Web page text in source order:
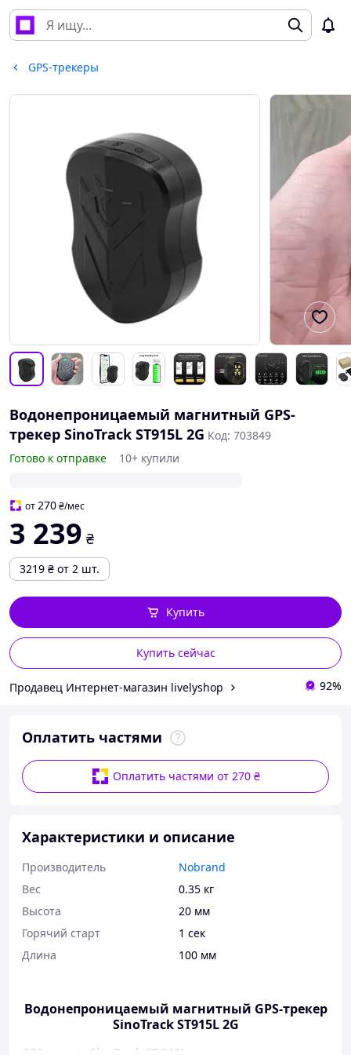
GPS-трекеры
Водонепроницаемый магнитный GPS-
трекер SinoTrack ST915L 2G Код: 703849
Готово к отправке
10+ купили
от270₴/мес
3 239 ₴
3219 ₴ от 2 шт.
Купить сейчас
Купить
Продавец Интернет-магазин livelyshop 92%
Оплатить частями
Оплатить частями от 270 ₴
Характеристики и описание
Производитель
Nobrand
Вес
0.35 кг
Высота
20 мм
Горячий старт
1 сек
Длина
100 мм
Водонепроницаемый магнитный GPS-трекер
SinoTrack ST915L 2G